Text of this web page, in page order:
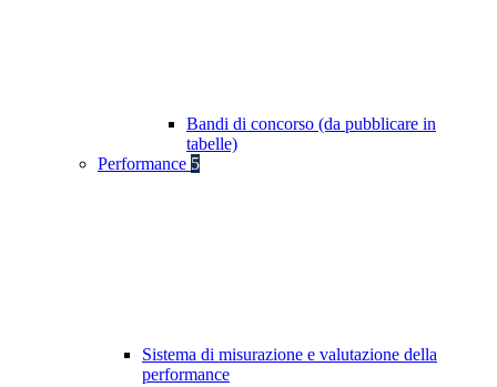
Bandi di concorso (da pubblicare in
tabelle)
Performance 5
Sistema di misurazione e valutazione della
performance